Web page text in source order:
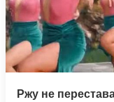
Ржу не